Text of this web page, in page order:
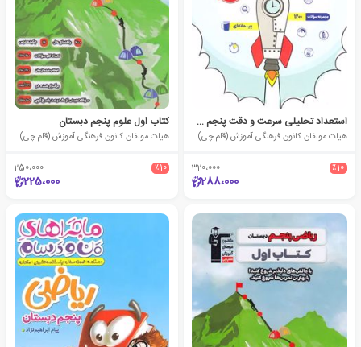
استعداد تحلیلی سرعت و دقت پنجم و ششم آبی
هیات مولفان کانون فرهنگی آموزش (قلم چی)
٪10 320،000
288،000
کتاب اول علوم پنجم دبستان
هیات مولفان کانون فرهنگی آموزش (قلم چی)
٪10 250،000
225،000